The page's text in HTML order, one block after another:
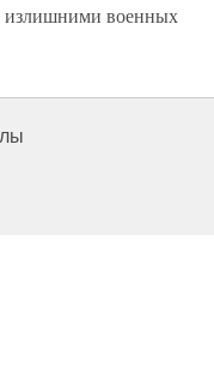
излишними военных